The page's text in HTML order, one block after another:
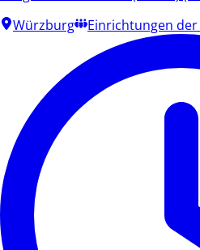
Würzburg
Einrichtungen